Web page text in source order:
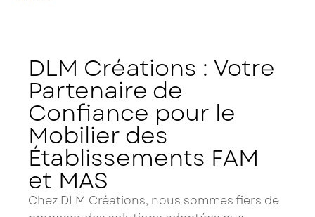
DLM Créations : Votre
Partenaire de
Confiance pour le
Mobilier des
Établissements FAM
et MAS
Chez DLM Créations, nous sommes fiers de